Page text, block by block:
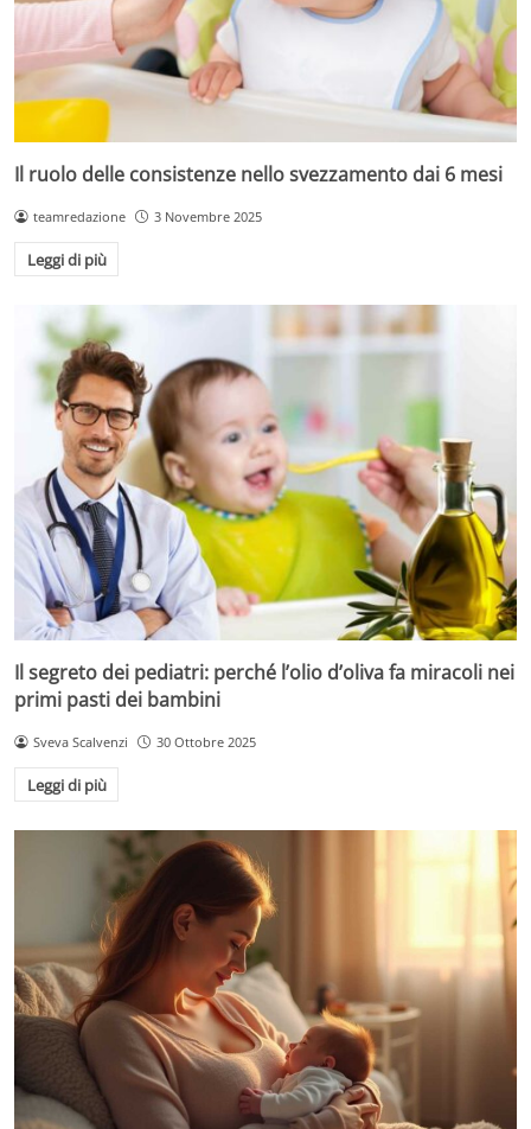
Il ruolo delle consistenze nello svezzamento dai 6 mesi
teamredazione 3 Novembre 2025
Leggi di più
Il segreto dei pediatri: perché l’olio d’oliva fa miracoli nei
primi pasti dei bambini
Sveva Scalvenzi 30 Ottobre 2025
Leggi di più